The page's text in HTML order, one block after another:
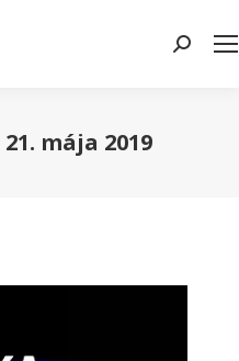
Search:
21. mája 2019